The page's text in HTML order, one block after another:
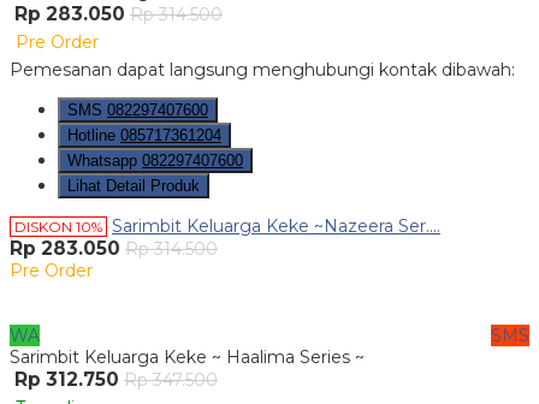
Rp 283.050 Rp 314.500
Pre Order
Pemesanan dapat langsung menghubungi kontak dibawah:
SMS 082297407600
Hotline 085717361204
Whatsapp 082297407600
Lihat Detail Produk
DISKON 10% Sarimbit Keluarga Keke ~Nazeera Ser....
Rp 283.050 Rp 314.500
Pre Order
WA
SMS
Sarimbit Keluarga Keke ~ Haalima Series ~
Rp 312.750 Rp 347.500